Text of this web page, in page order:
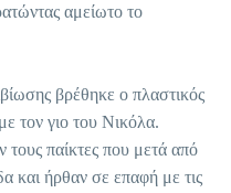
αμείωτο το
βρέθηκε ο πλαστικός
τον γιο του Νικόλα.
τους παίκτες που μετά από
και ήρθαν σε επαφή με τις